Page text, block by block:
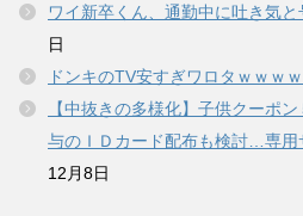
ワイ新卒くん、通勤中に吐き気
日
ドンキのTV安すぎワロタｗｗｗ
【中抜きの多様化】子供クーポ
与のＩＤカード配布も検討…専用
12月8日